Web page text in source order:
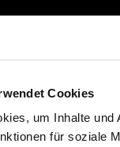
Cookies
um Inhalte und
für soziale